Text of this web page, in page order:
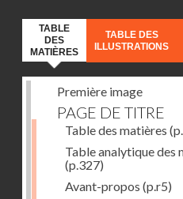
TABLE
DES
MATIÈRES
TABLE DES
ILLUSTRATIONS
Première image
PAGE DE TITRE
Table des matières
Table analytique des
(p.327)
Avant-propos (p.r5)